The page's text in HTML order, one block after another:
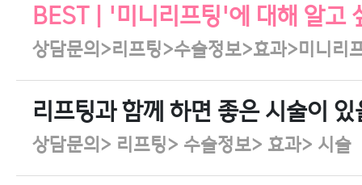
BEST | '미니리프팅'에 대해 알고
상담문의>리프팅>수술정보>효과>미니리
리프팅과 함께 하면 좋은 시술이
상담문의> 리프팅> 수술정보> 효과> 시술